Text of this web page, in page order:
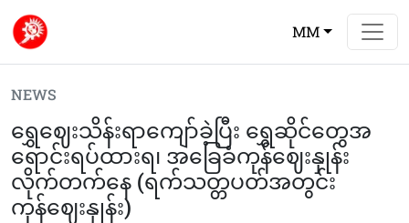
MM
NEWS
ရွှေဈေးသိန်းရာကျော်ခဲ့ပြီး ရွှေဆိုင်တွေအ
ရောင်းရပ်ထားရ၊ အခြေခံကုန်ဈေးနှုန်း
လိုက်တက်နေ (ရက်သတ္တပတ်အတွင်း
ကုန်ဈေးနှုန်း)